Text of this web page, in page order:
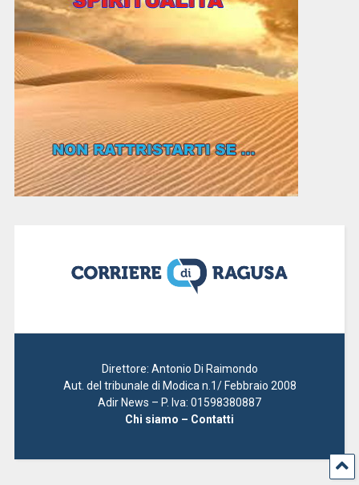
Direttore: Antonio Di Raimondo
Aut. del tribunale di Modica n.1/ Febbraio 2008
Adir News – P. Iva: 01598380887
Chi siamo – Contatti